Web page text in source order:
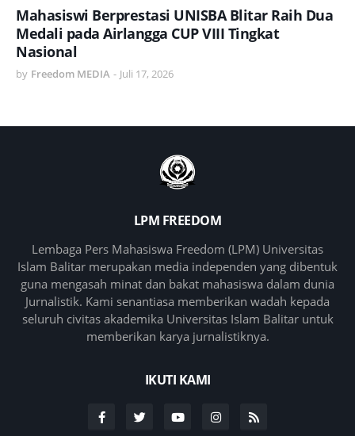
Mahasiswi Berprestasi UNISBA Blitar Raih Dua
Medali pada Airlangga CUP VIII Tingkat
Nasional
by Freedom MEDIA - Juli 17, 2026
LPM FREEDOM
Lembaga Pers Mahasiswa Freedom (LPM) Universitas
Islam Balitar merupakan media independen yang dibentuk
guna mengasah minat dan bakat mahasiswa dalam dunia
Jurnalistik. Kami senantiasa memberikan wadah kepada
seluruh civitas akademika Universitas Islam Balitar untuk
memberikan karya jurnalistiknya.
IKUTI KAMI